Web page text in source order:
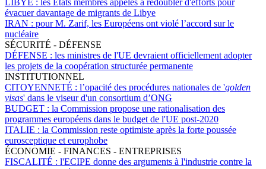
évacuer davantage de migrants de Libye
IRAN : pour M. Zarif, les Européens ont violé l’accord sur le
nucléaire
SÉCURITÉ - DÉFENSE
DÉFENSE : les ministres de l'UE devraient officiellement adopter
les projets de la coopération structurée permanente
INSTITUTIONNEL
CITOYENNETÉ : l’opacité des procédures nationales de 'golden
visas' dans le viseur d'un consortium d’ONG
BUDGET : la Commission propose une rationalisation des
programmes européens dans le budget de l'UE post-2020
ITALIE : la Commission reste optimiste après la forte poussée
eurosceptique et europhobe
ÉCONOMIE - FINANCES - ENTREPRISES
FISCALITÉ : l'ECIPE donne des arguments à l'industrie contre la